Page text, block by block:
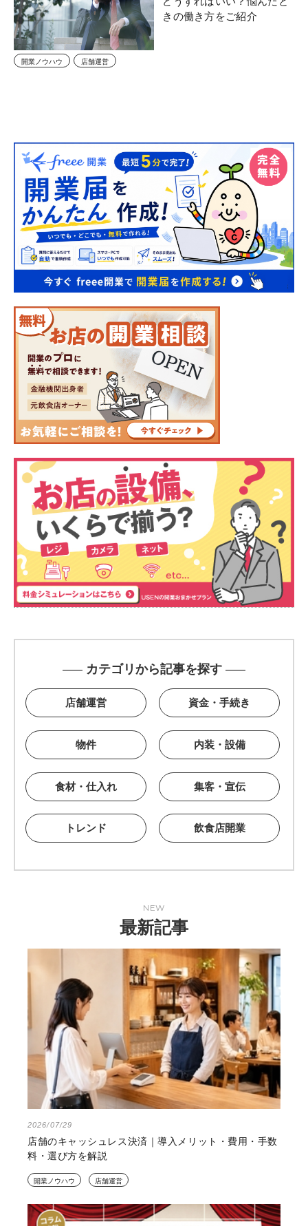
きの働き方をご紹介
開業ノウハウ 店舗運営
カテゴリから記事を探す
店舗運営 資金・手続き
物件 内装・設備
食材・仕入れ 集客・宣伝
トレンド 飲食店開業
NEW
最新記事
2026/07/29
店舗のキャッシュレス決済｜導入メリット・費用・手数
料・選び方を解説
開業ノウハウ 店舗運営